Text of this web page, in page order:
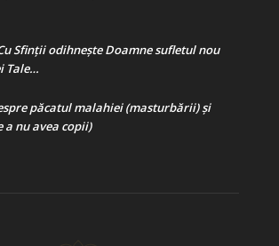
Sfinții odihnește Doamne sufletul nou
Tale…
păcatul malahiei (masturbării) şi
a nu avea copii)